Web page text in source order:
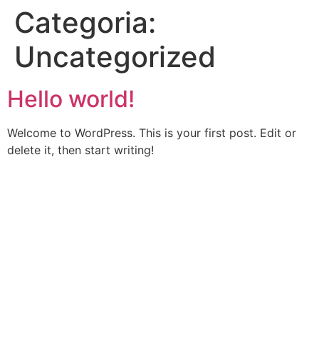
Categoria:
Uncategorized
Hello world!
Welcome to WordPress. This is your first post. Edit or
delete it, then start writing!